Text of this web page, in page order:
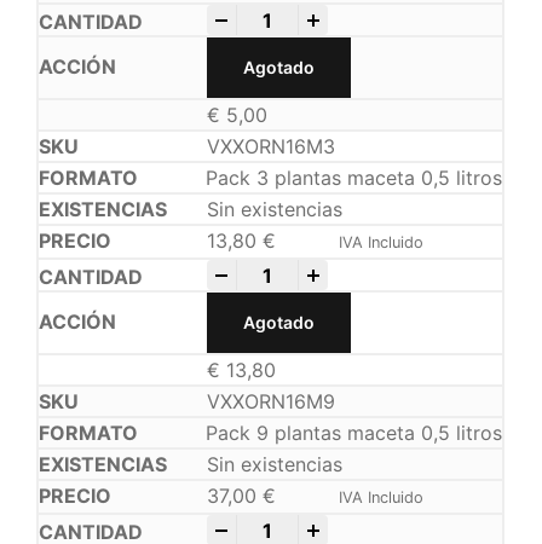
Agotado
€ 5,00
VXXORN16M3
Pack 3 plantas maceta 0,5 litros
Sin existencias
13,80€ IVA Incluido
Agotado
€ 13,80
VXXORN16M9
Pack 9 plantas maceta 0,5 litros
Sin existencias
37,00€ IVA Incluido